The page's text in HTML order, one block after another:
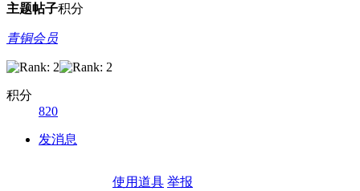
主题帖子积分
青铜会员
积分
820
发消息
使用道具 举报